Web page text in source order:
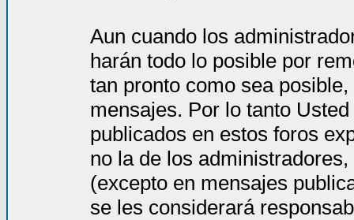
Aun cuando los
harán todo lo posible por
tan pronto como sea
mensajes. Por lo tanto
publicados en estos foros
no la de los
(excepto en mensajes
se les considerará